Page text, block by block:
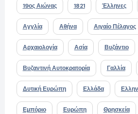
19ος Αιώνας 1821 Έλληνες
Αγγλία Αθήνα Αιγαίο Πέλαγος
Αρχαιολογία Ασία Βυζάντιο
Βυζαντινή Αυτοκρατορία Γαλλία
Δυτική Ευρώπη Ελλάδα
Εμπόριο Ευρώπη Θρησκεία